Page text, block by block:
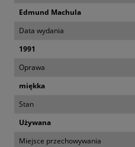
Edmund Machula
Data wydania
1991
Oprawa
miękka
Stan
Używana
Miejsce przechowywania